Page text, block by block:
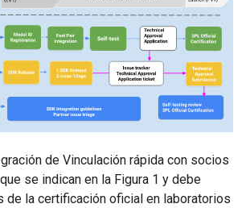
de Vinculación rápida con socios
se indican en la Figura 1 y debe
de la certificación oficial en laboratorios